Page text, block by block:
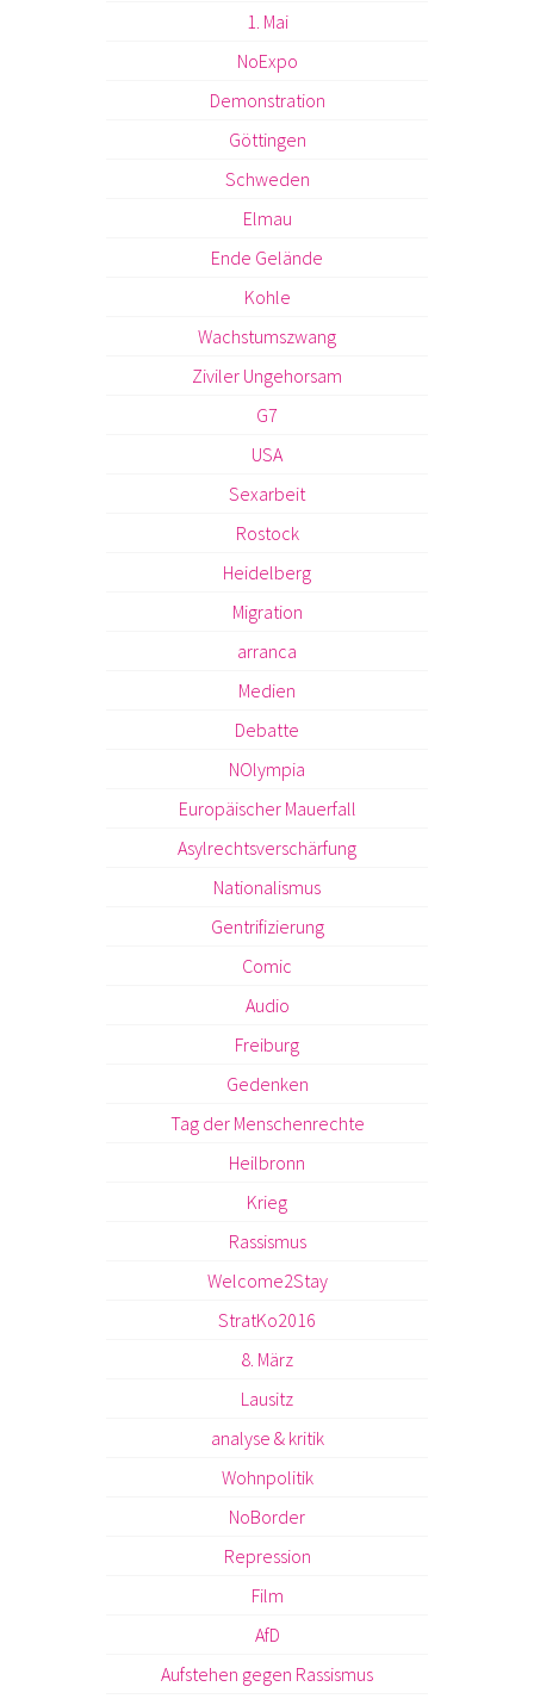
1. Mai
NoExpo
Demonstration
Göttingen
Schweden
Elmau
Ende Gelände
Kohle
Wachstumszwang
Ziviler Ungehorsam
G7
USA
Sexarbeit
Rostock
Heidelberg
Migration
arranca
Medien
Debatte
NOlympia
Europäischer Mauerfall
Asylrechtsverschärfung
Nationalismus
Gentrifizierung
Comic
Audio
Freiburg
Gedenken
Tag der Menschenrechte
Heilbronn
Krieg
Rassismus
Welcome2Stay
StratKo2016
8. März
Lausitz
analyse & kritik
Wohnpolitik
NoBorder
Repression
Film
AfD
Aufstehen gegen Rassismus